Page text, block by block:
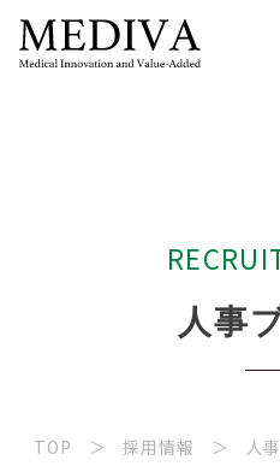
RECRUI
人事
TOP 採用情報 人